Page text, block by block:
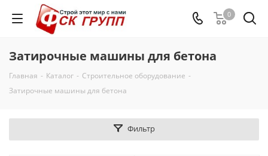
0
Затирочные машины для бетона
Главная - Каталог - Строительное оборудование -
Затирочные машины для бетона
Фильтр